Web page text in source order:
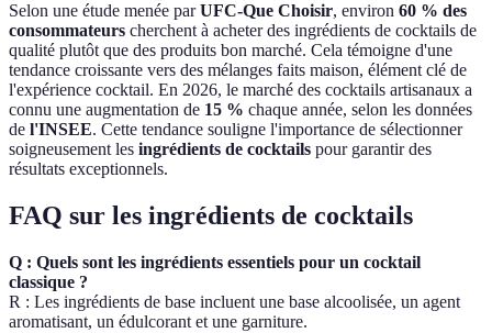
Selon une étude menée parUFC-Que Choisir, environ 60 % des
consommateurs cherchent à acheter des ingrédients de cocktails de
qualité plutôt que des produits bon marché. Cela témoigne d'une
tendance croissante vers des mélanges faits maison, élément clé de
l'expérience cocktail. En 2026, le marché des cocktails artisanaux a
connu une augmentation de 15 % chaque année, selon les données
de l'INSEE. Cette tendance souligne l'importance de sélectionner
soigneusement les ingrédients de cocktails pour garantir des
résultats exceptionnels.
FAQ sur les ingrédients de cocktails
Q : Quels sont les ingrédients essentiels pour un cocktail
classique ?
R : Les ingrédients de base incluent une base alcoolisée, un agent
aromatisant, un édulcorant et une garniture.